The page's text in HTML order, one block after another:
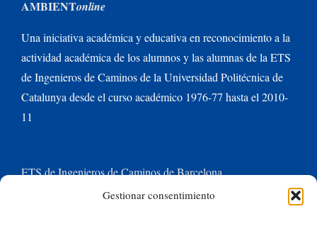
Gestionar consentimiento
AMBIENTonline
Una iniciativa académica y educativa en reconocimiento a la
actividad académica de los alumnos y las alumnas de la ETS
de Ingenieros de Caminos de la Universidad Politécnica de
Catalunya desde el curso académico 1976-77 hasta el 2010-
11
ETS de Ingenieros de Caminos de Barcelona
Universitat Politècnica de Catalunya BarcelonaTech